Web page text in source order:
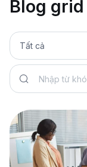
Blog grid